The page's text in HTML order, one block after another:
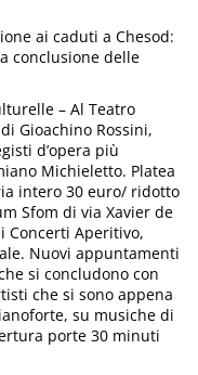
ai caduti a Chesod:
conclusione delle
– Al Teatro
Gioachino Rossini,
d’opera più
Michieletto. Platea
intero 30 euro/ ridotto
Sfom di via Xavier de
Concerti Aperitivo,
Nuovi appuntamenti
si concludono con
che si sono appena
su musiche di
porte 30 minuti